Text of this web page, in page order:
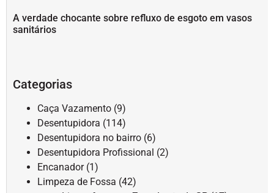
A verdade chocante sobre refluxo de esgoto em vasos
sanitários
Categorias
Caça Vazamento (9)
Desentupidora (114)
Desentupidora no bairro (6)
Desentupidora Profissional (2)
Encanador(1)
Limpeza de Fossa (42)